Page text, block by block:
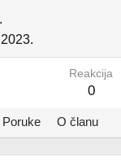
Reakcija
0
Poruke O članu